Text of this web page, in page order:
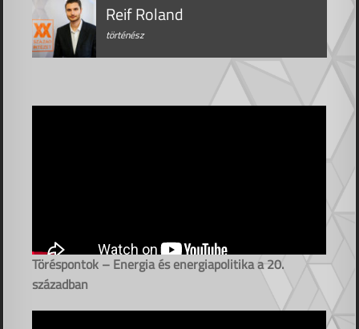
Reif Roland
történész
Töréspontok – Energia és energiapolitika a 20.
században